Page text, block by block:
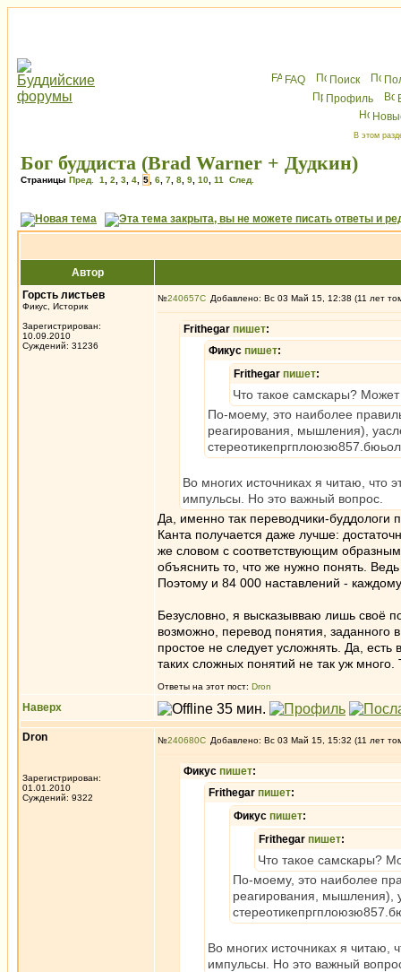
FAQ Поиск
Профиль
В этом
Бог буддиста (Brad Warner + Дудкин)
Страницы Пред. 1 2 3 4 5 6 7 8 9 10 11 След.
Автор
Горсть листьев
Фикус, Историк
Зарегистрирован:
10.09.2010
Суждений: 31236
№240657 Добавлено: Вс 03 Май 15, 12:38 (11 лет
Frithegar пишет:
Фикус пишет:
Frithegar пишет:
Что такое самскары? Может
По-моему, это наиболее
реагирования, мышления),
Во многих источниках я читаю, что
импульсы. Но это важный вопрос.
Да, именно так переводчики-буддологи
Канта получается даже лучше:
же словом с соответствующим
объяснить то, что же нужно понять.
Поэтому и 84 000 наставлений -
Безусловно, я высказывваю лишь своё
возможно, перевод понятия, заданного
простое не следует усложнять. Да,
таких сложных понятий не так уж
Ответы на этот пост: Dron
Наверх
Dron
Зарегистрирован:
01.01.2010
Суждений: 9322
№240680 Добавлено: Вс 03 Май 15, 15:32 (11 лет
Фикус пишет:
Frithegar пишет:
Фикус пишет:
Frithegar пишет:
Что такое самскары?
По-моему, это наиболее
реагирования, мышления),
Во многих источниках я читаю,
импульсы. Но это важный